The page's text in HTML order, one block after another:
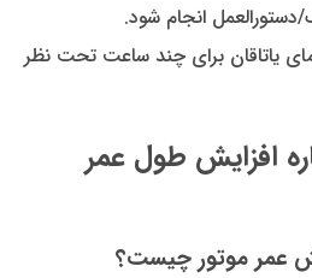
دستورالعمل انجام شود.
یاتاقان برای چند ساعت تحت نظر
افزایش طول عمر